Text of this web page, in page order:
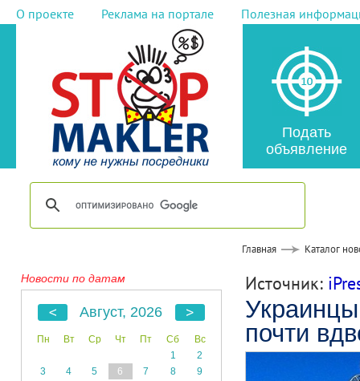
О проекте Реклама на портале Полезная
Подать
объявление
Главная Каталог
Новости по датам
Август, 2026
Пн Вт Ср Чт Пт Сб
Вс
1
2
3
4 5 6 7 8
9
Источник:
почти